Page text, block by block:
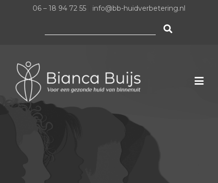
06 – 18 94 72 55 info@bb-huidverbetering.nl